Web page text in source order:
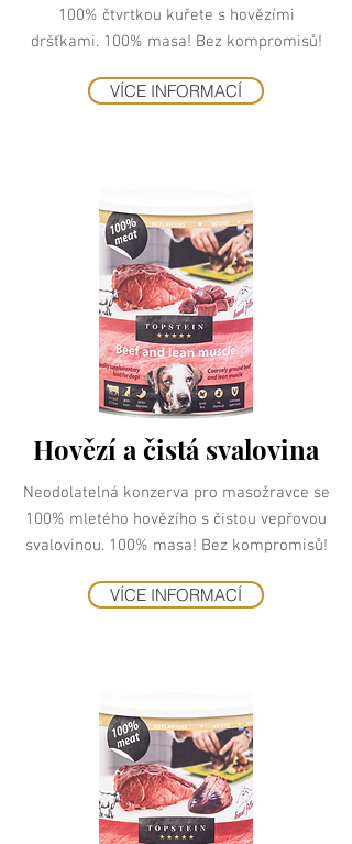
100% čtvrtkou kuřete s hovězími
dršťkami. 100% masa! Bez kompromisů!
VÍCE INFORMACÍ
Hovězí a čistá svalovina
Neodolatelná konzerva pro masožravce se
100% mletého hovězího s čistou vepřovou
svalovinou. 100% masa! Bez kompromisů!
VÍCE INFORMACÍ